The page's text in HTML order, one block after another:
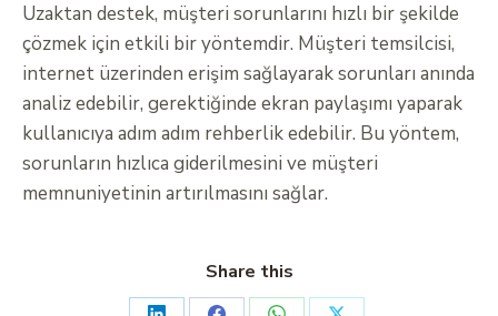
Uzaktan destek, müşteri sorunlarını hızlı bir şekilde
çözmek için etkili bir yöntemdir. Müşteri temsilcisi,
internet üzerinden erişim sağlayarak sorunları anında
analiz edebilir, gerektiğinde ekran paylaşımı yaparak
kullanıcıya adım adım rehberlik edebilir. Bu yöntem,
sorunların hızlıca giderilmesini ve müşteri
memnuniyetinin artırılmasını sağlar.
Share this